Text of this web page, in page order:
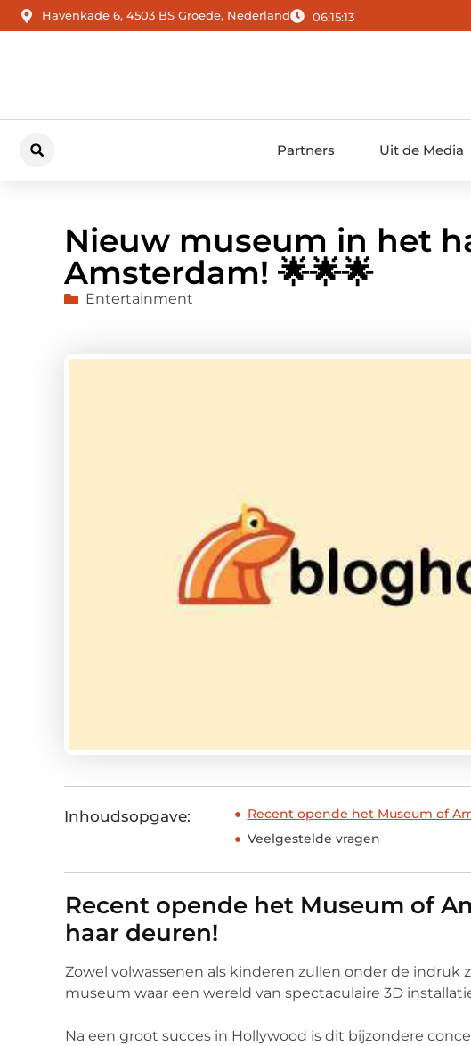
Havenkade 6, 4503 BS Groede, Nederland 06:15:15
Partners Uit de Media
Nieuw museum in het
Amsterdam! 🌟🌟🌟
Entertainment
Inhoudsopgave:
Recent opende het Museum of
Veelgestelde vragen
Recent opende het Museum of
haar deuren!
Zowel volwassenen als kinderen zullen onder de indruk
museum waar een wereld van spectaculaire 3D
Na een groot succes in Hollywood is dit bijzondere